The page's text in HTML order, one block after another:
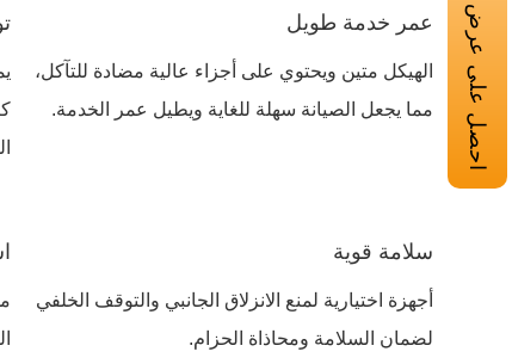
عمر خدمة طويل
الهيكل متين ويحتوي على أجزاء عالية مضادة للتآكل،
مما يجعل الصيانة سهلة للغاية ويطيل عمر الخدمة.
سلامة قوية
أجهزة اختيارية لمنع الانزلاق الجانبي والتوقف الخلفي
لضمان السلامة ومحاذاة الحزام.
احصل على عرض أسعار